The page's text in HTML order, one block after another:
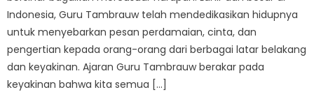
Indonesia, Guru Tambrauw telah mendedikasikan hidupnya
untuk menyebarkan pesan perdamaian, cinta, dan
pengertian kepada orang-orang dari berbagai latar belakang
dan keyakinan. Ajaran Guru Tambrauw berakar pada
keyakinan bahwa kita semua […]